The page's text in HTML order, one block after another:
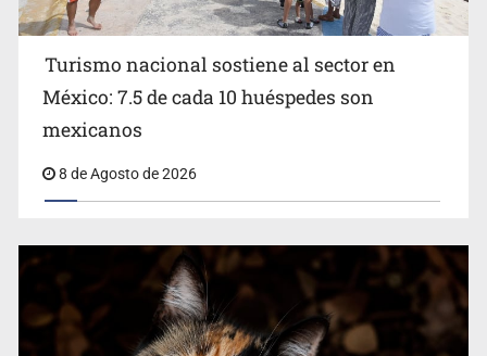
Belinda se corona como la más bella de 2026 en People
Turismo nacional sostiene al sector en
México: 7.5 de cada 10 huéspedes son
mexicanos
8 de Agosto de 2026